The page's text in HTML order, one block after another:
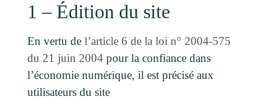
1 – Édition du site
En vertu de l’article 6 de la loi n° 2004-575
du 21 juin 2004pour la confiance dans
l’économie numérique, il est précisé aux
utilisateurs du site